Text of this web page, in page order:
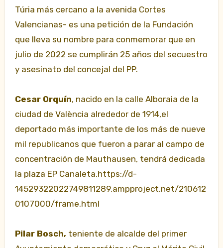
Túria más cercano a la avenida Cortes
Valencianas- es una petición de la Fundación
que lleva su nombre para conmemorar que en
julio de 2022 se cumplirán 25 años del secuestro
y asesinato del concejal del PP.
Cesar Orquín, nacido en la calle Alboraia de la
ciudad de València alrededor de 1914,el
deportado más importante de los más de nueve
mil republicanos que fueron a parar al campo de
concentración de Mauthausen, tendrá dedicada
la plaza EP Canaleta.https://d-
14529322022749811289.ampproject.net/210612
0107000/frame.html
Pilar Bosch, teniente de alcalde del primer